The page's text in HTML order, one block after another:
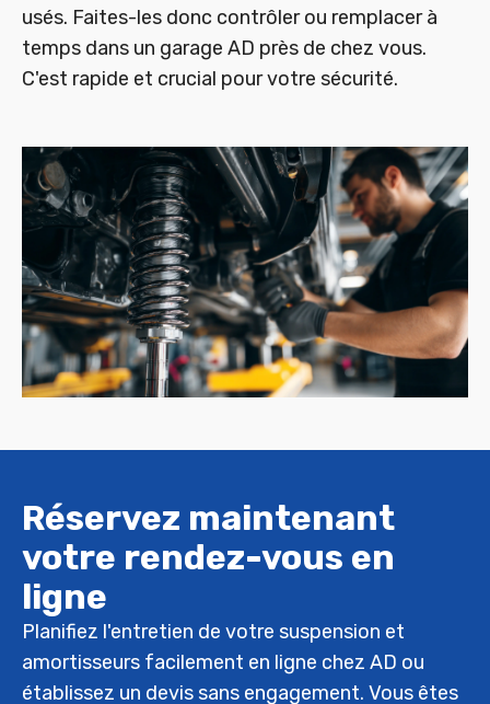
usés. Faites-les donc contrôler ou remplacer à
temps dans un garage AD près de chez vous.
C'est rapide et crucial pour votre sécurité.
Réservez maintenant
votre rendez-vous en
ligne
Planifiez l'entretien de votre suspension et
amortisseurs facilement en ligne chez AD ou
établissez un devis sans engagement. Vous êtes